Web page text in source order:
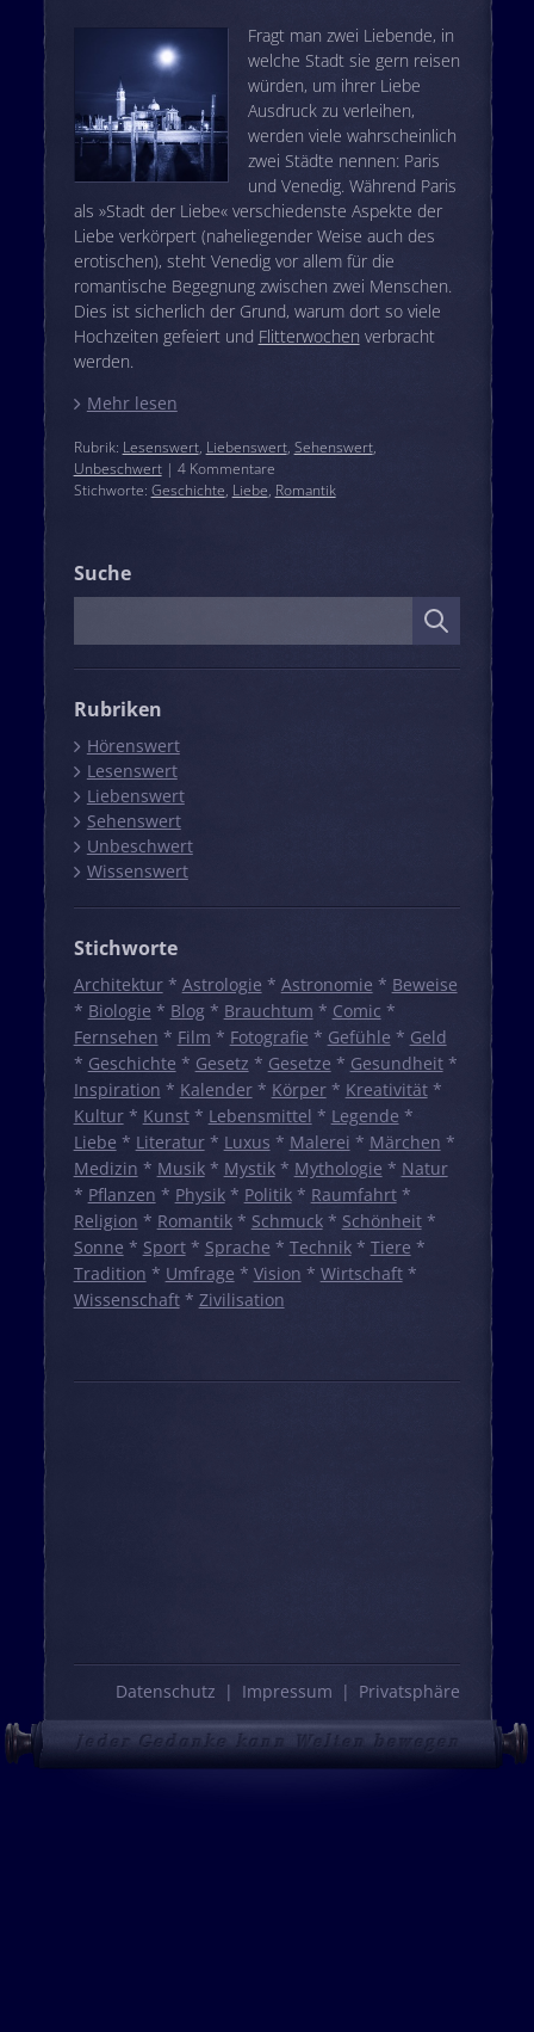
Fragt man zwei Liebende, in
welche Stadt sie gern reisen
würden, um ihrer Liebe
Ausdruck zu verleihen,
werden viele wahrscheinlich
zwei Städte nennen: Paris
und Venedig. Während Paris
als »Stadt der Liebe« verschiedenste Aspekte der
Liebe verkörpert (naheliegender Weise auch des
erotischen), steht Venedig vor allem für die
romantische Begegnung zwischen zwei Menschen.
Dies ist sicherlich der Grund, warum dort so viele
Hochzeiten gefeiert und Flitterwochen verbracht
werden.
Mehr lesen
Rubrik: Lesenswert, Liebenswert, Sehenswert,
Unbeschwert| 4 Kommentare
Stichworte: Geschichte, Liebe, Romantik
Suche
Suche
Rubriken
Hörenswert
Lesenswert
Liebenswert
Sehenswert
Unbeschwert
Wissenswert
Stichworte
Architektur* Astrologie * Astronomie * Beweise
* Biologie * Blog* Brauchtum * Comic *
Fernsehen * Film * Fotografie * Gefühle * Geld
* Geschichte * Gesetz * Gesetze * Gesundheit*
Inspiration * Kalender* Körper* Kreativität*
Kultur* Kunst* Lebensmittel * Legende *
Liebe * Literatur* Luxus * Malerei * Märchen *
Medizin * Musik* Mystik* Mythologie * Natur
* Pflanzen * Physik* Politik* Raumfahrt*
Religion * Romantik* Schmuck* Schönheit*
Sonne * Sport* Sprache * Technik* Tiere *
Tradition * Umfrage * Vision * Wirtschaft*
Wissenschaft* Zivilisation
Datenschutz Impressum Privatsphäre